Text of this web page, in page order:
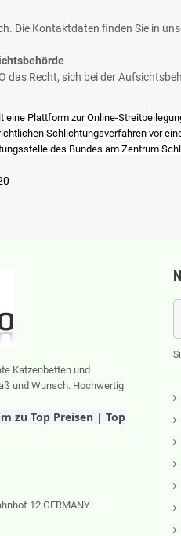
Die Kontaktdaten finden Sie in
das Recht, sich bei der
Plattform zur Online-
Schlichtungsverfahren vor
des Bundes am Zentrum
Katzenbetten und
und Wunsch. Hochwertig
zu Top Preisen | Top
12 GERMANY